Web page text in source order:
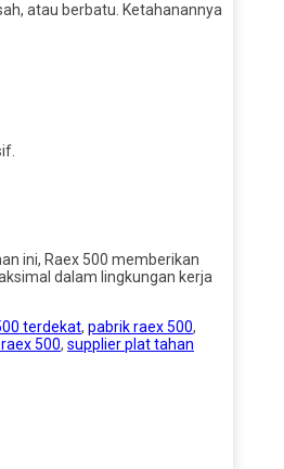
atau berbatu. Ketahanannya
ini, Raex 500 memberikan
dalam lingkungan kerja
terdekat, pabrik raex 500,
500, supplier plat tahan